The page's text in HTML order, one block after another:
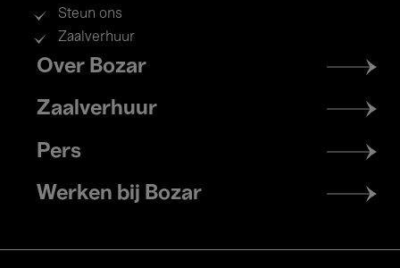
Steun ons
Zaalverhuur
Footer
menu
Over Bozar
Zaalverhuur
Pers
Werken bij Bozar